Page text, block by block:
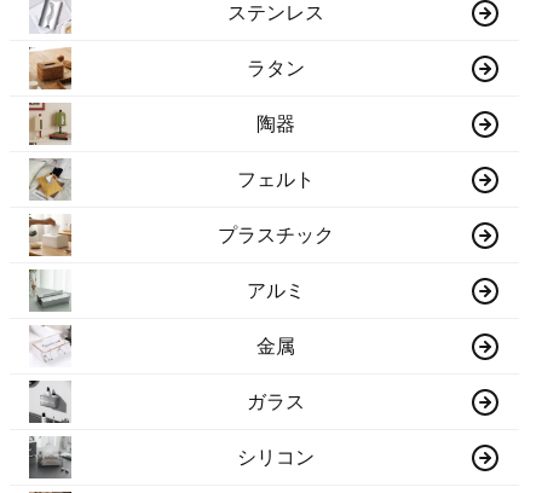
ステンレス
ラタン
陶器
フェルト
プラスチック
アルミ
金属
ガラス
シリコン